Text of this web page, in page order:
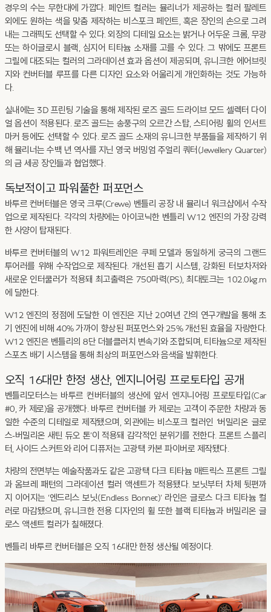
경우의 수는 무한대에 가깝다. 페인트 컬러는 뮬리너가 제공하는 컬러 팔레트
외에도 원하는 색을 맞춤 제작하는 비스포크 페인트, 혹은 장인의 손으로 그려
내는 그래픽도 선택할 수 있다. 외장의 디테일 요소는 밝거나 어두운 크롬, 무광
또는 하이글로시 블랙, 심지어 티타늄 소재를 고를 수 있다. 그 밖에도 프론트
그릴에 대조되는 컬러의 그라데이션 효과 옵션이 제공되며, 유니크한 에어브릿
지와 컨버터블 루프를 다른 디자인 요소와 어울리게 개인화하는 것도 가능하
다.
실내에는 3D 프린팅 기술을 통해 제작된 로즈 골드 드라이브 모드 셀렉터 다이
얼 옵션이 적용된다. 로즈 골드는 송풍구의 오르간 스탑, 스티어링 휠의 인서트
마커 등에도 선택할 수 있다. 로즈 골드 소재의 유니크한 부품들을 제작하기 위
해 뮬리너는 수백 년 역사를 지닌 영국 버밍엄 주얼리 쿼터(Jewellery Quarter)
의 금 세공 장인들과 협업했다.
독보적이고 파워풀한 퍼포먼스
바투르 컨버터블은 영국 크루(Crewe) 벤틀리 공장 내 뮬리너 워크샵에서 수작
업으로 제작된다. 각각의 차량에는 아이코닉한 벤틀리 W12 엔진의 가장 강력
한 사양이 탑재된다.
바투르 컨버터블의 W12 파워트레인은 쿠페 모델과 동일하게 궁극의 그랜드
투어러를 위해 수작업으로 제작된다. 개선된 흡기 시스템, 강화된 터보차저와
새로운 인터쿨러가 적용돼 최고출력은 750마력(PS), 최대토크는 102.0kg.m
에 달한다.
W12 엔진의 정점에 도달한 이 엔진은 지난 20여년 간의 연구개발을 통해 초
기 엔진에 비해 40% 가까이 향상된 퍼포먼스와 25% 개선된 효율을 자랑한다.
W12 엔진은 벤틀리의 8단 더블클러치 변속기와 조합되며, 티타늄으로 제작된
스포츠 배기 시스템을 통해 최상의 퍼포먼스와 음색을 발휘한다.
오직 16대만 한정 생산, 엔지니어링 프로토타입 공개
벤틀리모터스는 바투르 컨버터블의 생산에 앞서 엔지니어링 프로토타입(Car
#0, 카 제로)을 공개했다. 바투르 컨버터블 카 제로는 고객이 주문한 차량과 동
일한 수준의 디테일로 제작됐으며, 외관에는 비스포크 컬러인 ‘버밀리온 글로
스-버밀리온 새틴 듀오 톤’이 적용돼 감각적인 분위기를 전한다. 프론트 스플리
터, 사이드 스커트와 리어 디퓨저는 고광택 카본 파이버로 제작됐다.
차량의 전면부는 예술작품과도 같은 고광택 다크 티타늄 매트릭스 프론트 그릴
과 옴브레 패턴의 그라데이션 컬러 액센트가 적용됐다. 보닛부터 차체 뒷편까
지 이어지는 ‘엔드리스 보닛(Endless Bonnet)’ 라인은 글로스 다크 티타늄 컬
러로 마감됐으며, 유니크한 전용 디자인의 휠 또한 블랙 티타늄과 버밀리온 글
로스 액센트 컬러가 칠해졌다.
벤틀리 바투르 컨버터블은 오직 16대만 한정 생산될 예정이다.